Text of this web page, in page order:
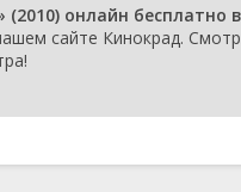
онлайн бесплатно
сайте Кинокрад.